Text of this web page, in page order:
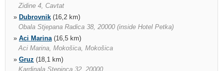
Zidine 4, Cavtat
» Dubrovnik (16,2 km)
Obala Stjepana Radica 38, 20000 (inside Hotel Petka)
» Aci Marina(16,5 km)
Aci Marina, Mokošica, Mokošica
» Gruz (18,1 km)
Kardinala Stepinca 32, 20000